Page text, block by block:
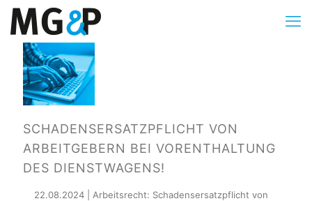
SCHADENSERSATZPFLICHT VON
ARBEITGEBERN BEI VORENTHALTUNG
DES DIENSTWAGENS!
22.08.2024 | Arbeitsrecht: Schadensersatzpflicht von